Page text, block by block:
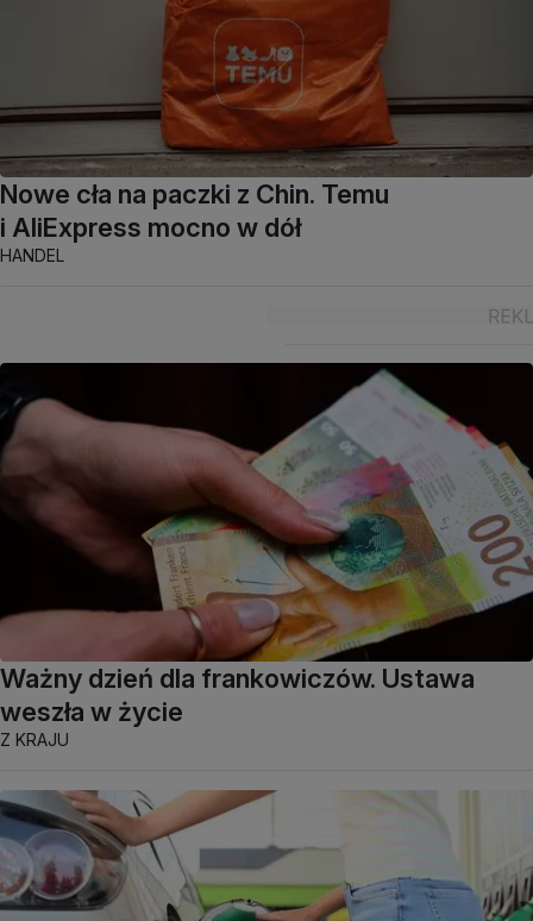
Nowe cła na paczki z Chin. Temu
i AliExpress mocno w dół
HANDEL
Ważny dzień dla frankowiczów. Ustawa
weszła w życie
Z KRAJU